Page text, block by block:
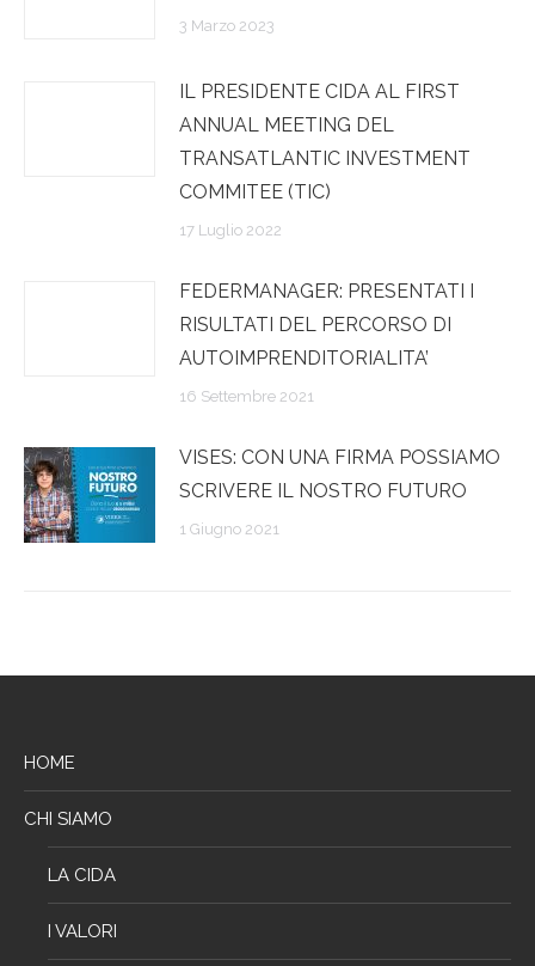
3 Marzo 2023
IL PRESIDENTE CIDA AL FIRST
ANNUAL MEETING DEL
TRANSATLANTIC INVESTMENT
COMMITEE (TIC)
17 Luglio 2022
FEDERMANAGER: PRESENTATI I
RISULTATI DEL PERCORSO DI
AUTOIMPRENDITORIALITA’
16 Settembre 2021
VISES: CON UNA FIRMA POSSIAMO
SCRIVERE IL NOSTRO FUTURO
1 Giugno 2021
HOME
CHI SIAMO
LA CIDA
I VALORI